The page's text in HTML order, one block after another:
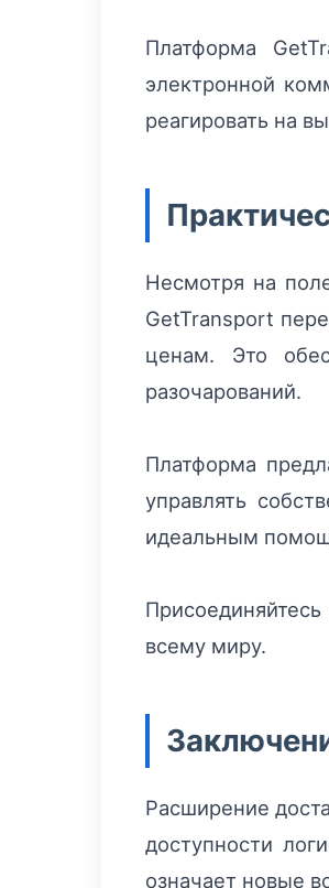
Платформа
электронной
реагировать на
Несмотря на
GetTransport
ценам. Это
разочарований.
Платформа
управлять
идеальным
Присоединяйтесь
всему миру.
Расширение
доступности
означает новые